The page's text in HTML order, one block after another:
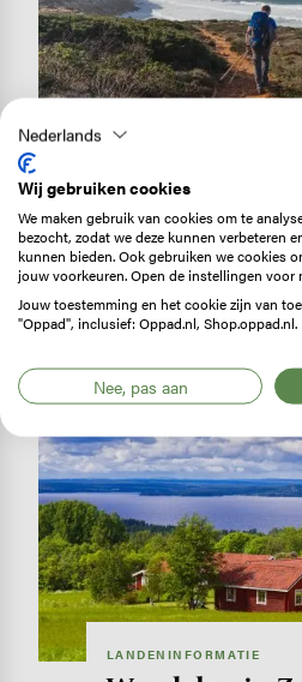
ROUTES
De mooiste
Europa
Wandelen langs het
Zeker niet als het
Image
LANDENINFORMATIE
Nederlands
Wij gebruiken cookies
We maken gebruik van cookies om te
bezocht, zodat we deze kunnen verbeteren
kunnen bieden. Ook gebruiken we cookies
jouw voorkeuren. Open de instellingen voor
Jouw toestemming en het cookie zijn van
"Oppad", inclusief: Oppad.nl, Shop.oppad.nl.
Nee, pas aan